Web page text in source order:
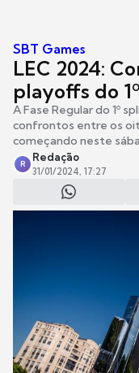
SBT Games
LEC 2024:
playoffs do
A Fase Regular do 1º
confrontos entre os
começando neste
R
Redação
31/01/2024, 17:27